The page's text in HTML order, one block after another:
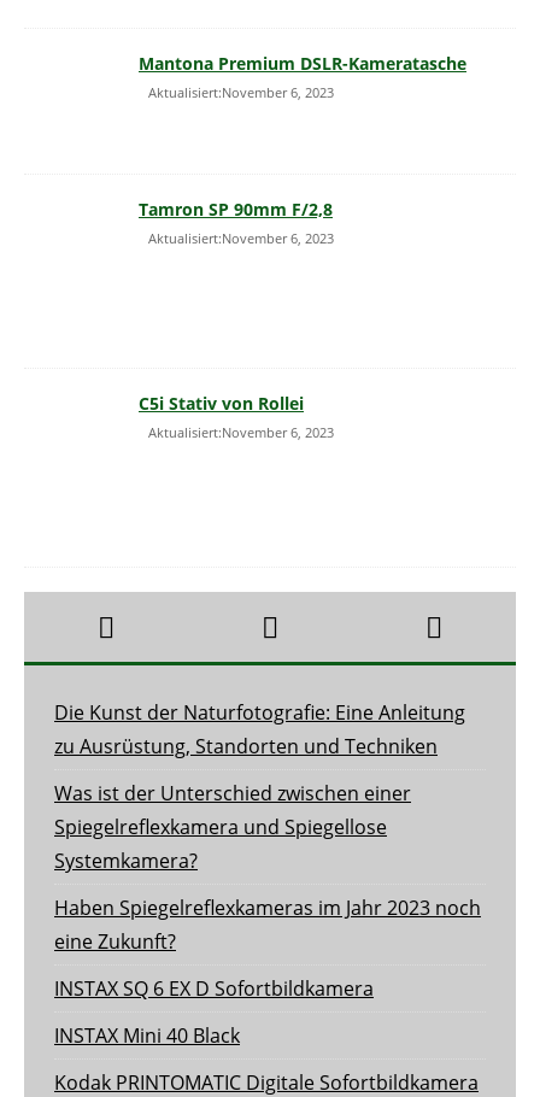
Mantona Premium DSLR-Kameratasche
Aktualisiert:November 6, 2023
Tamron SP 90mm F/2,8
Aktualisiert:November 6, 2023
C5i Stativ von Rollei
Aktualisiert:November 6, 2023
Die Kunst der Naturfotografie: Eine Anleitung
zu Ausrüstung, Standorten und Techniken
Was ist der Unterschied zwischen einer
Spiegelreflexkamera und Spiegellose
Systemkamera?
Haben Spiegelreflexkameras im Jahr 2023 noch
eine Zukunft?
INSTAX SQ 6 EX D Sofortbildkamera
INSTAX Mini 40 Black
Kodak PRINTOMATIC Digitale Sofortbildkamera